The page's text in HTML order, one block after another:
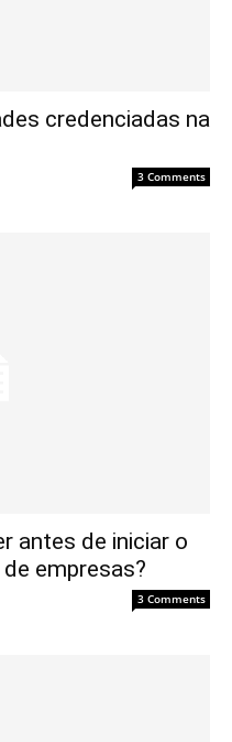
credenciadas na
3 Comments
antes de iniciar o
empresas?
3 Comments